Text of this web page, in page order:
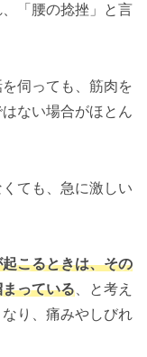
「腰の捻挫」と言
伺っても、筋肉を
ない場合がほとん
ても、急に激しい
こるときは、その
っている 、と考え
り、痛みやしびれ